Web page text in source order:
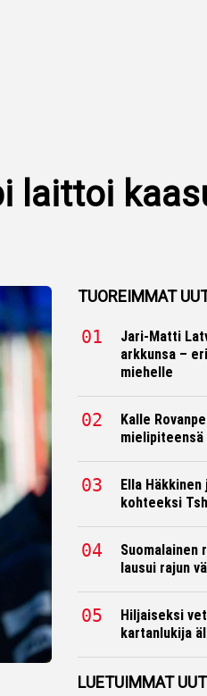
laittoi
TUOREIMMAT
Jari-Matti
arkkunsa –
miehelle
Kalle
Ella
kohteeksi
Suomalainen
lausui rajun
Hiljaiseksi
kartanlukija
LUETUIMMAT